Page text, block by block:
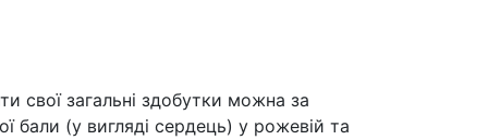
свої загальні здобутки можна за
бали (у вигляді сердець) у рожевій та